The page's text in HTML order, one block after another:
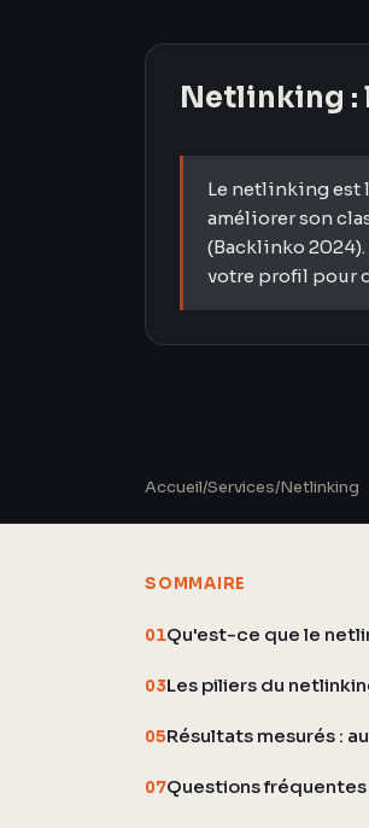
Netlinking :
Le netlinking est
améliorer son
(Backlinko
votre profil pour
Accueil/Services/Netlinking
SOMMAIRE
01Qu'est-ce que le
03Les piliers du
05Résultats mesurés :
07Questions fréquentes